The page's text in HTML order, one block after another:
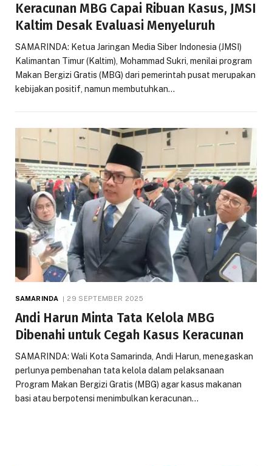
Keracunan MBG Capai Ribuan Kasus, JMSI
Kaltim Desak Evaluasi Menyeluruh
SAMARINDA: Ketua Jaringan Media Siber Indonesia (JMSI)
Kalimantan Timur (Kaltim), Mohammad Sukri, menilai program
Makan Bergizi Gratis (MBG) dari pemerintah pusat merupakan
kebijakan positif, namun membutuhkan…
SAMARINDA 29 SEPTEMBER 2025
Andi Harun Minta Tata Kelola MBG
Dibenahi untuk Cegah Kasus Keracunan
SAMARINDA: Wali Kota Samarinda, Andi Harun, menegaskan
perlunya pembenahan tata kelola dalam pelaksanaan
Program Makan Bergizi Gratis (MBG) agar kasus makanan
basi atau berpotensi menimbulkan keracunan…